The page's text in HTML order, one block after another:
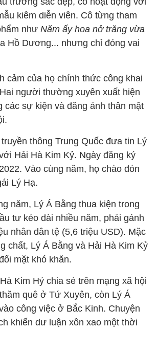
kiêm diễn viên. Cô từng tham
như Năm ấy hoa nở trăng vừa
Hồ Dương... nhưng chỉ đóng vai
cảm của họ chính thức công khai
người thường xuyên xuất hiện
các sự kiện và đăng ảnh thân mật
thông Trung Quốc đưa tin Lý
Hải Hà Kim Kỷ. Ngày đăng ký
Vào cùng năm, họ chào đón
Lý Hạ.
năm, Lý Á Bằng thua kiện trong
tư kéo dài nhiều năm, phải gánh
nhân dân tệ (5,6 triệu USD). Mặc
chất, Lý Á Bằng và Hải Hà Kim Kỷ
mặt khó khăn.
Kim Hỷ chia sẻ trên mạng xã hội
quê ở Tứ Xuyên, còn Lý Á
công việc ở Bắc Kinh. Chuyện
khiến dư luận xôn xao một thời